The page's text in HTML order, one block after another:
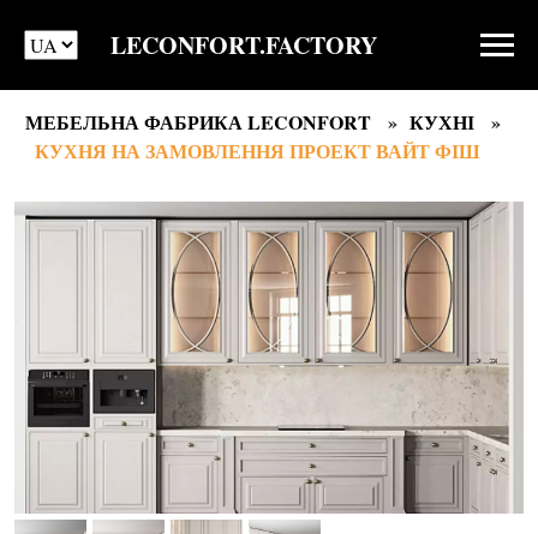
LECONFORT.FACTORY
МЕБЕЛЬНА ФАБРИКА LECONFORT
КУХНІ
КУХНЯ НА ЗАМОВЛЕННЯ ПРОЕКТ ВАЙТ ФІШ